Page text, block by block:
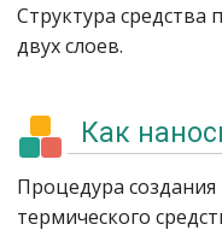
Структура средства
двух слоев.
Как
Процедура
термического